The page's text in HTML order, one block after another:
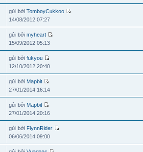
gửi bởi TomboyCukkoo
14/08/2012 07:27
gửi bởi myheart
15/09/2012 05:13
gửi bởi fukyou
12/10/2012 20:40
gửi bởi Mapbit
27/01/2014 16:14
gửi bởi Mapbit
27/01/2014 20:16
gửi bởi FlynnRider
06/06/2014 09:00